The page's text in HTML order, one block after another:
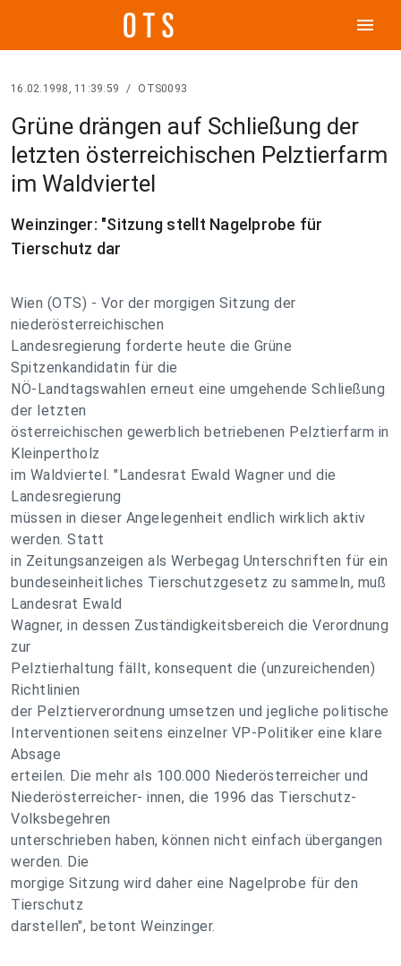
menu
16.02.1998, 11:39:59 / OTS0093
Grüne drängen auf Schließung der
letzten österreichischen Pelztierfarm
im Waldviertel
Weinzinger: "Sitzung stellt Nagelprobe für
Tierschutz dar
Wien (OTS) - Vor der morgigen Sitzung der
niederösterreichischen
Landesregierung forderte heute die Grüne
Spitzenkandidatin für die
NÖ-Landtagswahlen erneut eine umgehende Schließung
der letzten
österreichischen gewerblich betriebenen Pelztierfarm in
Kleinpertholz
im Waldviertel. "Landesrat Ewald Wagner und die
Landesregierung
müssen in dieser Angelegenheit endlich wirklich aktiv
werden. Statt
in Zeitungsanzeigen als Werbegag Unterschriften für ein
bundeseinheitliches Tierschutzgesetz zu sammeln, muß
Landesrat Ewald
Wagner, in dessen Zuständigkeitsbereich die Verordnung
zur
Pelztierhaltung fällt, konsequent die (unzureichenden)
Richtlinien
der Pelztierverordnung umsetzen und jegliche politische
Interventionen seitens einzelner VP-Politiker eine klare
Absage
erteilen. Die mehr als 100.000 Niederösterreicher und
Niederösterreicher- innen, die 1996 das Tierschutz-
Volksbegehren
unterschrieben haben, können nicht einfach übergangen
werden. Die
morgige Sitzung wird daher eine Nagelprobe für den
Tierschutz
darstellen", betont Weinzinger.